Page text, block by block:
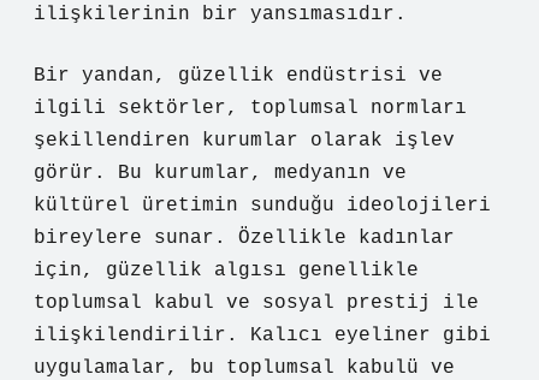
ilişkilerinin bir yansımasıdır.
Bir yandan, güzellik endüstrisi ve
ilgili sektörler, toplumsal normları
şekillendiren kurumlar olarak işlev
görür. Bu kurumlar, medyanın ve
kültürel üretimin sunduğu ideolojileri
bireylere sunar. Özellikle kadınlar
için, güzellik algısı genellikle
toplumsal kabul ve sosyal prestij ile
ilişkilendirilir. Kalıcı eyeliner gibi
uygulamalar, bu toplumsal kabulü ve